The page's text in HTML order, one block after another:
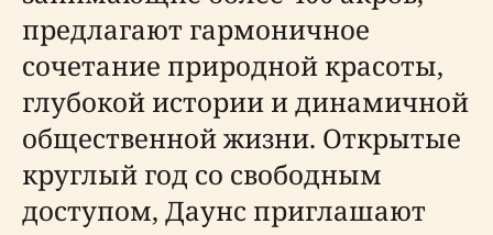
предлагают гармоничное
сочетание природной красоты,
глубокой истории и динамичной
общественной жизни. Открытые
круглый год со свободным
доступом, Даунс приглашают